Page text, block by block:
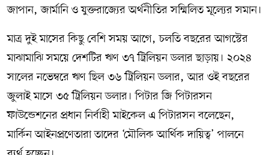
জাপান, জার্মানি ও যুক্তরাজ্যের অর্থনীতির সম্মিলিত মূল্যের সমান।
মাত্র দুই মাসের কিছু বেশি সময় আগে, চলতি বছরের আগস্টের
মাঝামাঝি সময়ে দেশটির ঋণ ৩৭ ট্রিলিয়ন ডলার ছাড়ায়। ২০২৪
সালের নভেম্বরে ঋণ ছিল ৩৬ ট্রিলিয়ন ডলার, আর ওই বছরের
জুলাই মাসে ৩৫ ট্রিলিয়ন ডলার। পিটার জি পিটারসন
ফাউন্ডেশনের প্রধান নির্বাহী মাইকেল এ পিটারসন বলেছেন,
মার্কিন আইনপ্রণেতারা তাদের ‘মৌলিক আর্থিক দায়িত্ব’ পালনে